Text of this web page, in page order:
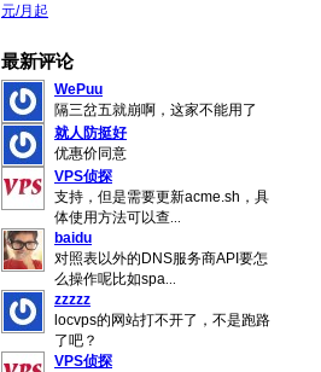
元/月起
最新评论
WePuu
隔三岔五就崩啊，这家不能用了
就人防挺好
优惠价同意
VPS侦探
支持，但是需要更新acme.sh，具
体使用方法可以查
baidu
对照表以外的DNS服务商API要怎
么操作呢比如spa
zzzzz
locvps的网站打不开了，不是跑路
了吧？
VPS侦探